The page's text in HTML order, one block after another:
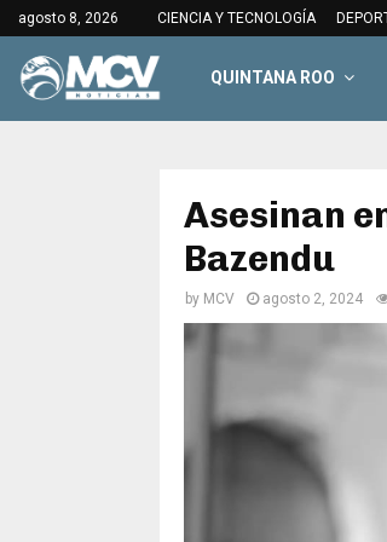
agosto 8, 2026 CIENCIA Y TECNOLOGÍA
QUINTANA ROO
Asesinan
Bazendu
by MCV agosto 2, 2024